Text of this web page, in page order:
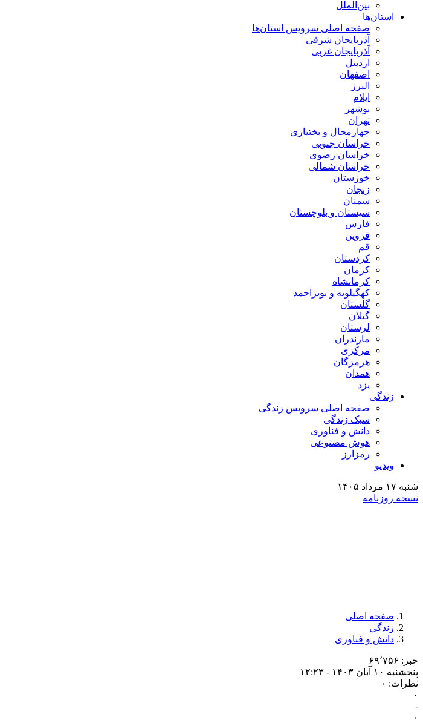
بین‌الملل
استان‌ها
صفحه اصلی سرویس استان‌ها
آذربایجان شرقی
آذربایجان غربی
اردبیل
اصفهان
البرز
ایلام
بوشهر
تهران
چهارمحال و بختیاری
خراسان جنوبی
خراسان رضوی
خراسان شمالی
خوزستان
زنجان
سمنان
سیستان و بلوچستان
فارس
قزوین
قم
کردستان
کرمان
کرمانشاه
کهگیلویه و بویراحمد
گلستان
گیلان
لرستان
مازندران
مرکزی
هرمزگان
همدان
یزد
زندگی
صفحه اصلی سرویس زندگی
سبک زندگی
دانش و فناوری
هوش مصنوعی
رمزارز
ویدیو
شنبه ۱۷ مرداد ۱۴۰۵
نسخه روزنامه
صفحه اصلی
زندگی
دانش و فناوری
خبر: ۶۹٬۷۵۶
پنجشنبه ۱۰ آبان ۱۴۰۳ - ۱۲:۲۳
نظرات: ۰
۰
-
۰